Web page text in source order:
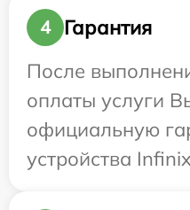
4
Гарантия
После
оплаты услуги
официальную
устройства